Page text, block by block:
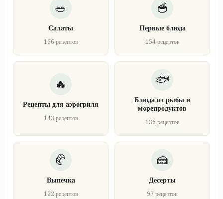
Салаты
166 рецептов
Первые блюда
154 рецептов
Рецепты для аэрогриля
143 рецептов
Блюда из рыбы и
морепродуктов
136 рецептов
Выпечка
122 рецептов
Десерты
97 рецептов